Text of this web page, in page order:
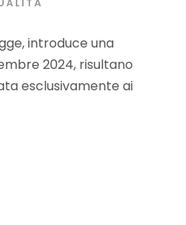
introduce una
2024, risultano
esclusivamente ai